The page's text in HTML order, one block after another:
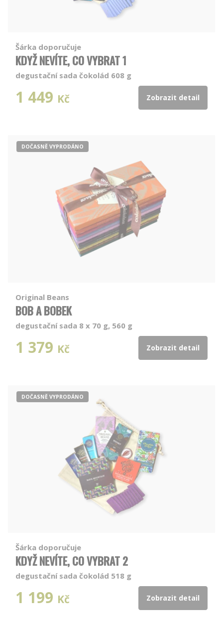
Šárka doporučuje
KDYŽ NEVÍTE, CO VYBRAT 1
degustační sada čokolád 608 g
1 449 Kč Zobrazit detail
DOČASNĚ VYPRODÁNO
Original Beans
BOB A BOBEK
degustační sada 8 x 70 g, 560 g
1 379 Kč Zobrazit detail
DOČASNĚ VYPRODÁNO
Šárka doporučuje
KDYŽ NEVÍTE, CO VYBRAT 2
degustační sada čokolád 518 g
1 199 Kč Zobrazit detail